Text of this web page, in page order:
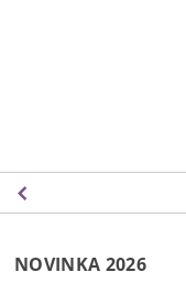
NOVINKA 2026